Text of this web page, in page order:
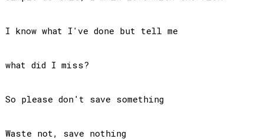
I know what I've done but tell me
what did I miss?
So please don't save something
Waste not, save nothing